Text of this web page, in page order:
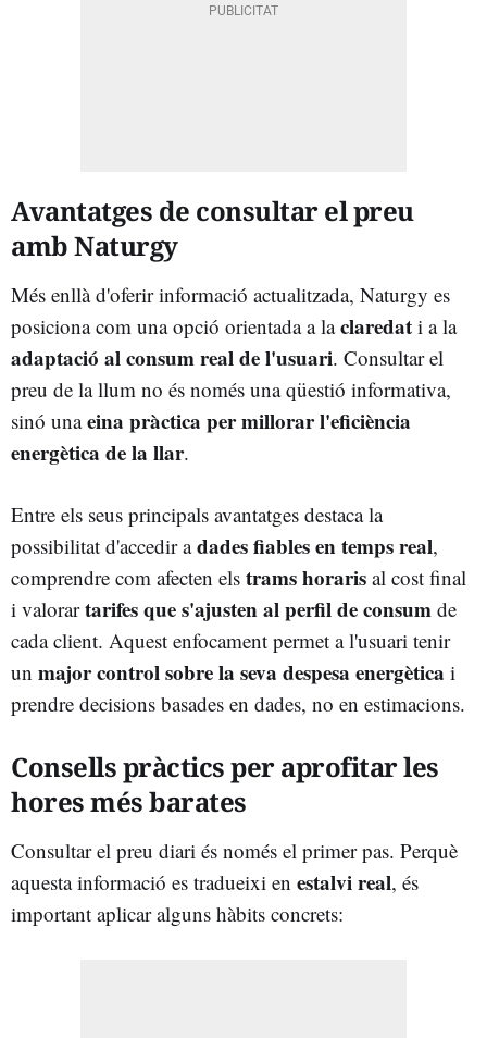
Avantatges de consultar el preu
amb Naturgy
Més enllà d'oferir informació actualitzada, Naturgy es
posiciona com una opció orientada a laclaredat i a la
adaptació al consum real de l'usuari. Consultar el
preu de la llum no és només una qüestió informativa,
sinó unaeina pràctica per millorar l'eficiència
energètica de la llar.
Entre els seus principals avantatges destaca la
possibilitat d'accedir adades fiables en temps real,
comprendre com afecten els trams horaris al cost final
i valorartarifes que s'ajusten al perfil de consum de
cada client. Aquest enfocament permet a l'usuari tenir
un major control sobre la seva despesa energètica i
prendre decisions basades en dades, no en estimacions.
Consells pràctics per aprofitar les
hores més barates
Consultar el preu diari és només el primer pas. Perquè
aquesta informació es tradueixi en estalvi real, és
important aplicar alguns hàbits concrets: